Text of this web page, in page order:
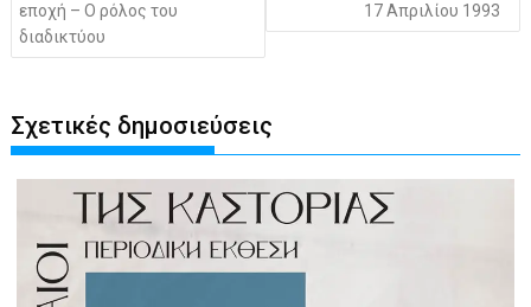
εποχή – Ο ρόλος του
διαδικτύου
17 Απριλίου 1993
Σχετικές δημοσιεύσεις